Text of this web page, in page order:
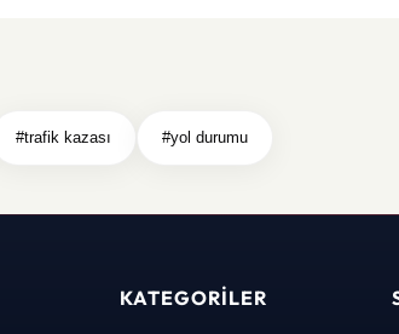
#trafik kazası #yol durumu
KATEGORILER